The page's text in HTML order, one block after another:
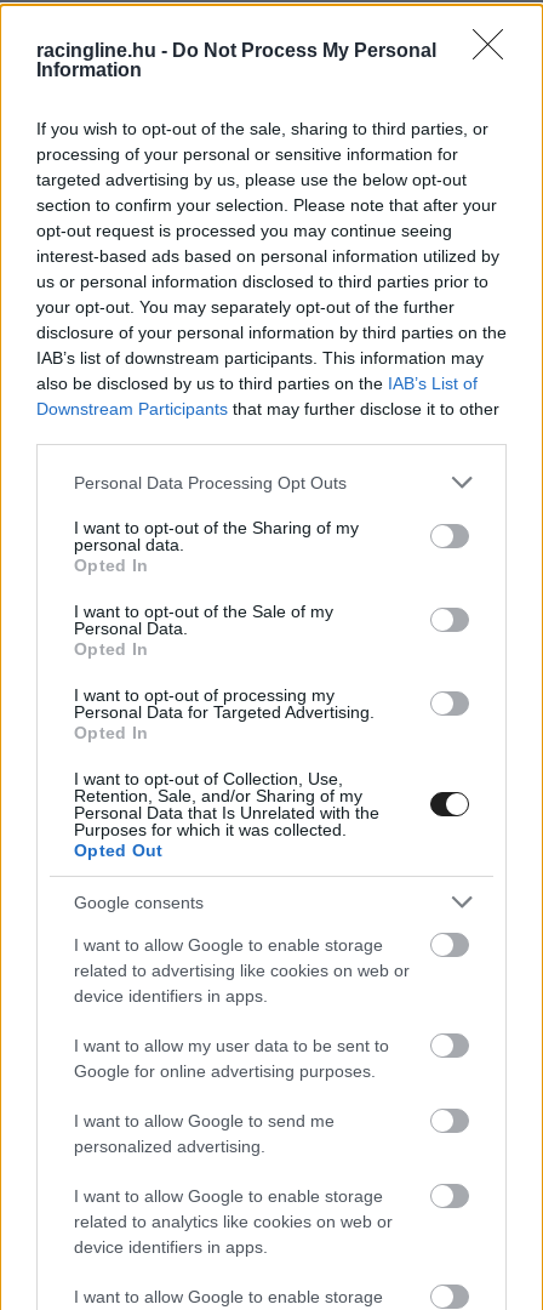
racingline.hu - Do Not Process My Personal
Information
If you wish to opt-out of the sale, sharing to third parties, or
processing of your personal or sensitive information for
targeted advertising by us, please use the below opt-out
section to confirm your selection. Please note that after your
opt-out request is processed you may continue seeing
interest-based ads based on personal information utilized by
us or personal information disclosed to third parties prior to
your opt-out. You may separately opt-out of the further
disclosure of your personal information by third parties on the
IAB’s list of downstream participants. This information may
also be disclosed by us to third parties on the IAB’s List of
Downstream Participants that may further disclose it to other
Please note that this website/app uses one or more Google
not limited to your visit or usage behaviour. You may click to
grant or deny consent to Google and its third-party tags to
use your data for below specified purposes in below Google
consent section.
Personal Data Processing Opt Outs
I want to opt-out of the Sharing of my
personal data.
Opted In
I want to opt-out of the Sale of my
Personal Data.
Opted In
I want to opt-out of processing my
Personal Data for Targeted Advertising.
Opted In
I want to opt-out of Collection, Use,
Retention, Sale, and/or Sharing of my
Personal Data that Is Unrelated with the
Purposes for which it was collected.
Opted Out
Google consents
I want to allow Google to enable storage
related to advertising like cookies on web or
device identifiers in apps.
I want to allow my user data to be sent to
Google for online advertising purposes.
I want to allow Google to send me
personalized advertising.
I want to allow Google to enable storage
related to analytics like cookies on web or
device identifiers in apps.
I want to allow Google to enable storage